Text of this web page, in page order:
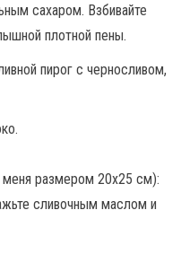
сахаром. Взбивайте
плотной пены.
размером 20х25 см):
сливочным маслом и